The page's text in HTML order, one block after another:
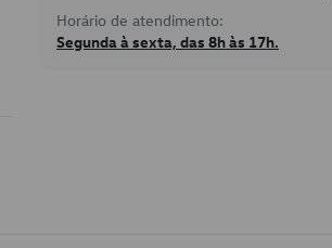
Horário de atendimento:
Segunda à sexta, das 8h às 17h.